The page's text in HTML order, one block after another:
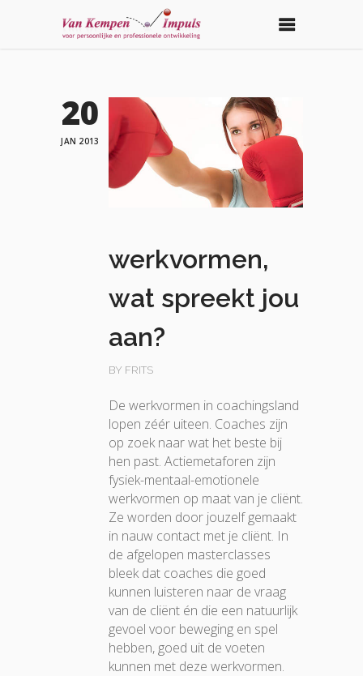
20
JAN 2013
werkvormen,
wat spreekt jou
aan?
BY FRITS
De werkvormen in coachingsland
lopen zéér uiteen. Coaches zijn
op zoek naar wat het beste bij
hen past. Actiemetaforen zijn
fysiek-mentaal-emotionele
werkvormen op maat van je cliënt.
Ze worden door jouzelf gemaakt
in nauw contact met je cliënt. In
de afgelopen masterclasses
bleek dat coaches die goed
kunnen luisteren naar de vraag
van de cliënt én die een natuurlijk
gevoel voor beweging en spel
hebben, goed uit de voeten
kunnen met deze werkvormen.